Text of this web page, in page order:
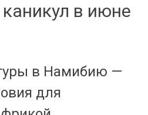
в июне
в Намибию —
для